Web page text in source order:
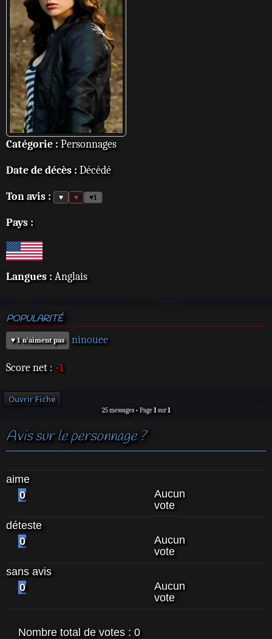
Catégorie : Personnages
Date de décès : Décédé
Ton avis : ♥ ♥ ♥1
Pays :
Langues : Anglais
POPULARITÉ
♥ 1 n'aiment pas ninouee
Score net : -1
Ouvrir Fiche
25 messages • Page1sur1
Avis sur le personnage ?
aime
0
Aucun
vote
déteste
0
Aucun
vote
sans avis
0
Aucun
vote
Nombre total de votes : 0